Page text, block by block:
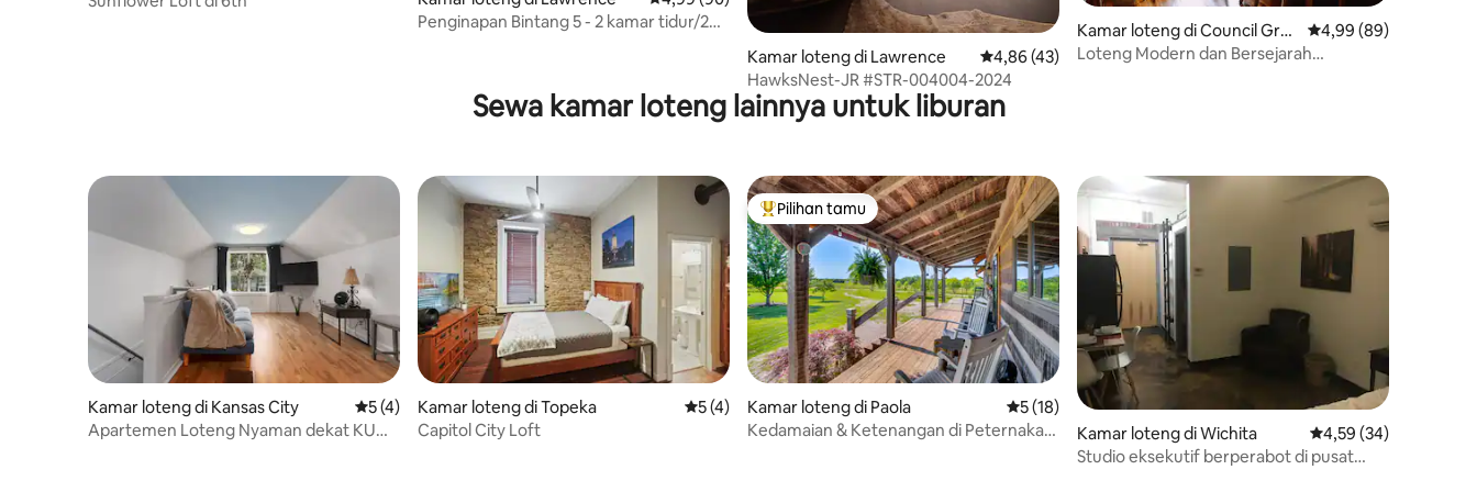
Penginapan Bintang 5 - 2 kamar tidur/2
Kamar loteng di Lawrence Nilai rata-rata 4,86 dari 5, 43 ulasan
4,86 (43)
HawksNest-JR #STR-004004-2024
Kamar loteng di Council Grov
e
Nilai rata-rata 4,99
4,99 (89)
Loteng Modern dan Bersejarah
Sewa kamar loteng lainnya untuk liburan
Kamar loteng di Kansas City Nilai rata-rata 5 dari 5, 4 ulasan
5 (4)
Apartemen Loteng Nyaman dekat KU
Kamar loteng di Topeka Nilai rata-rata 5 dari 5, 4 ulasan
5 (4)
Capitol City Loft
Pilihan tamu terpopuler
Pilihan tamu
Kamar loteng di Paola Nilai rata-rata 5 dari 5, 18 ulasan
5 (18)
Kedamaian & Ketenangan di Peternakan
Kamar loteng di Wichita Nilai rata-rata 4,59
4,59 (34)
Studio eksekutif berperabot di pusat